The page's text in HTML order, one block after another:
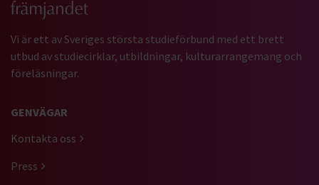
Vi är ett av Sveriges största studieförbund med ett brett
utbud av studiecirklar, utbildningar, kulturarrangemang och
föreläsningar.
GENVÄGAR
Kontakta oss
Press